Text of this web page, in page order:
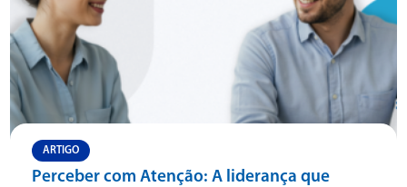
ARTIGO
Perceber com Atenção: A liderança que